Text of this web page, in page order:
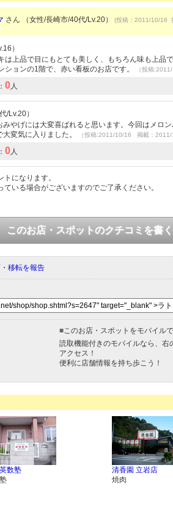
さん （女性/長崎市/40代/Lv.20） (投稿：2011/10/16
）
は上品で目にもとても美しく、もちろん味も上品
ョンの1階で、赤い看板のお店です。
（投稿
0人
/Lv.20）
やげには大変喜ばれると思います。今回はメロ
変気に入りました。
（投稿:2011/10/16 掲載：2011/
0人
になります。
いる場合がございますのでご了承ください。
このお店・スポットのクチコミを書く
移転を報告
■このお店・スポットをモバイル
読取機能付きのモバイルなら、右
アクセス！
便利に店舗情報を持ち歩こう！
数塾
清香園 立岩店
焼肉